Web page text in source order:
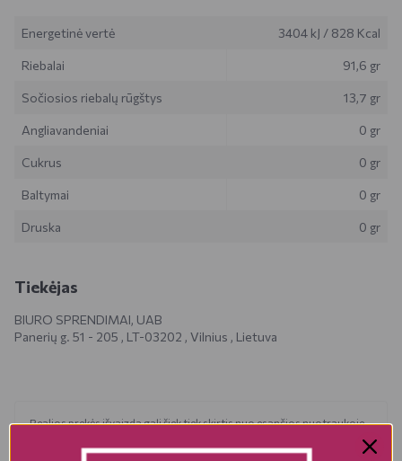
Energetinė vertė 3404 kJ / 828 Kcal
Riebalai 91,6 gr
Sočiosios riebalų rūgštys 13,7 gr
Angliavandeniai 0 gr
Cukrus 0 gr
Baltymai 0 gr
Druska 0 gr
Tiekėjas
BIURO SPRENDIMAI, UAB
Panerių g. 51 - 205 , LT-03202 , Vilnius , Lietuva
Realios prekės išvaizda gali šiek tiek skirtis nuo esančios nuotraukoje.
išvaizdos ar formos. Informacija produkto aprašyme, kuri pateikiama